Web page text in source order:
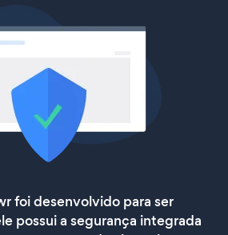
foi desenvolvido para ser
possui a segurança integrada